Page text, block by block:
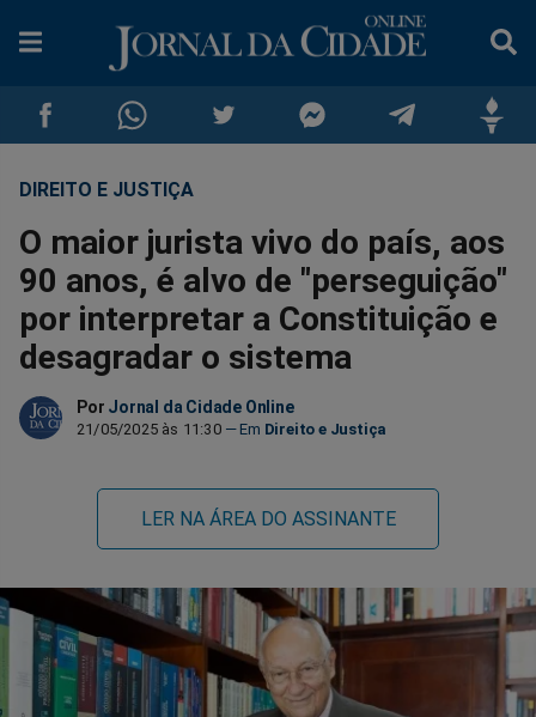
Compartilhar
no
Facebook
Compartilhar
no
Whatsapp
Compartilhar
no
Twitter
no
Messenger
no
Telegram
no
Gettr
DIREITO E JUSTIÇA
O maior jurista vivo do país, aos
90 anos, é alvo de "perseguição"
por interpretar a Constituição e
desagradar o sistema
Por Jornal da Cidade Online
21/05/2025 às 11:30 Direito e Justiça
LER NA ÁREA DO ASSINANTE